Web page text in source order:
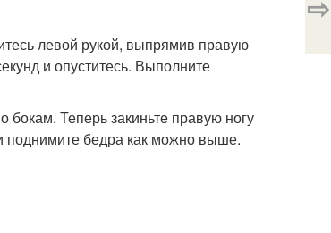
левой рукой, выпрямив правую
и опуститесь. Выполните
бокам. Теперь закиньте правую ногу
поднимите бедра как можно выше.